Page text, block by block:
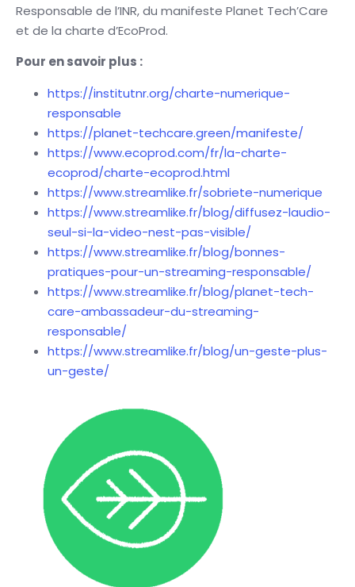
Responsable de l’INR, du manifeste Planet Tech’Care
et de la charte d’EcoProd.
Pour en savoir plus :
https://institutnr.org/charte-numerique-
responsable
https://planet-techcare.green/manifeste/
https://www.ecoprod.com/fr/la-charte-
ecoprod/charte-ecoprod.html
https://www.streamlike.fr/sobriete-numerique
https://www.streamlike.fr/blog/diffusez-laudio-
seul-si-la-video-nest-pas-visible/
https://www.streamlike.fr/blog/bonnes-
pratiques-pour-un-streaming-responsable/
https://www.streamlike.fr/blog/planet-tech-
care-ambassadeur-du-streaming-
responsable/
https://www.streamlike.fr/blog/un-geste-plus-
un-geste/